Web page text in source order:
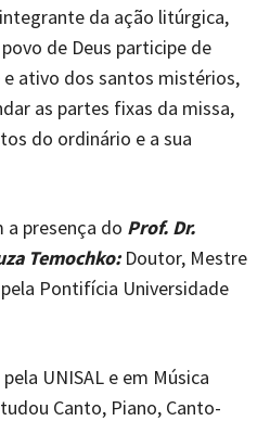
da ação litúrgica,
de Deus participe de
ativo dos santos mistérios,
as partes fixas da missa,
do ordinário e a sua
presença do Prof. Dr.
Temochko:Doutor, Mestre
Pontifícia Universidade
UNISAL e em Música
Canto, Piano, Canto-